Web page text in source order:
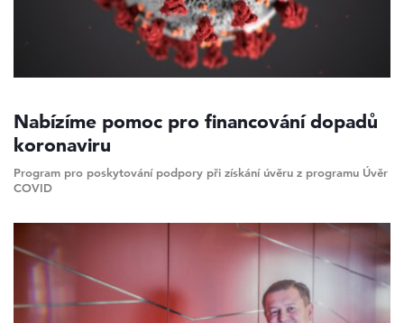
Nabízíme pomoc pro financování dopadů
koronaviru
Program pro poskytování podpory při získání úvěru z programu Úvěr
COVID